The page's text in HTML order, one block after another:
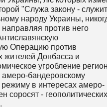
"Служа закону -
народу Украины,
против него
Операцию против
жителей Донбасса и
угробление
амеро-бандеровскому
в интересах амеро-
соросят - геополитических